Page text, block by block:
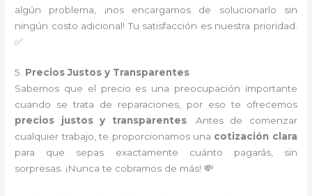
algún problema, ¡nos encargamos de solucionarlo sin
ningún costo adicional! Tu satisfacción es nuestra prioridad.
✅
5. Precios Justos y Transparentes
Sabemos que el precio es una preocupación importante
cuando se trata de reparaciones, por eso te ofrecemos
precios justos y transparentes. Antes de comenzar
cualquier trabajo, te proporcionamos una cotización clara
para que sepas exactamente cuánto pagarás, sin
sorpresas. ¡Nunca te cobramos de más! 💸